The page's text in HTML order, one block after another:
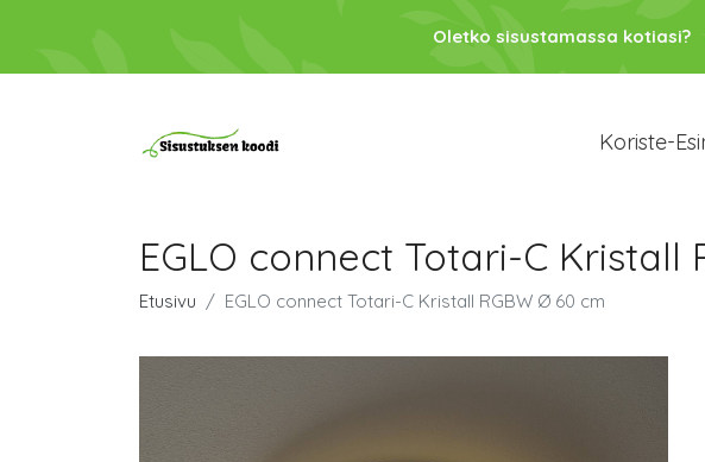
Oletko sisustamassa kotiasi?
Koriste-
EGLO connect Totari-C Kristall
Etusivu EGLO connect Totari-C Kristall RGBW Ø 60 cm